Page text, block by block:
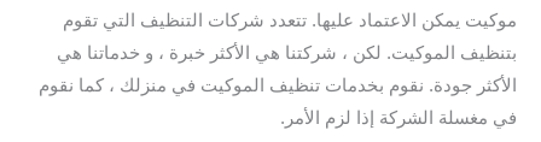
موكيت يمكن الاعتماد عليها. تتعدد شركات التنظيف التي تقوم
بتنظيف الموكيت. لكن ، شركتنا هي الأكثر خبرة ، و خدماتنا هي
الأكثر جودة. نقوم بخدمات تنظيف الموكيت في منزلك ، كما نقوم
في مغسلة الشركة إذا لزم الأمر.